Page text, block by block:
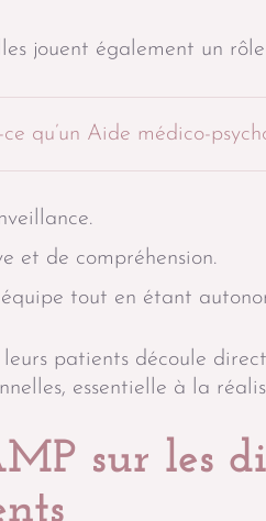
jouent également un
ce qu’un Aide médico-
et de compréhension.
tout en étant
leurs patients découle
essentielle à la
sur les